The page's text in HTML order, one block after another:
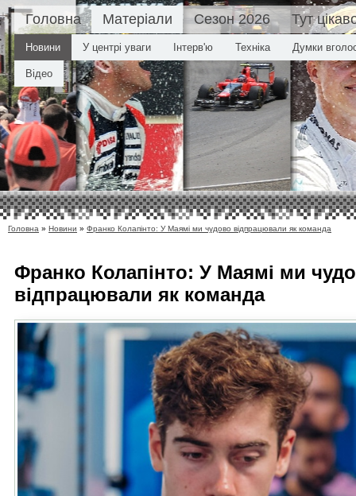
Головна Матеріали
Новини У центрі уваги Інтерв'ю Техніка Думки
Відео
Сезон 2026 Тут
Головна » Новини » Франко Колапінто: У Маямі ми чудово відпрацювали як команда
Франко Колапінто: У Маямі ми
відпрацювали як команда